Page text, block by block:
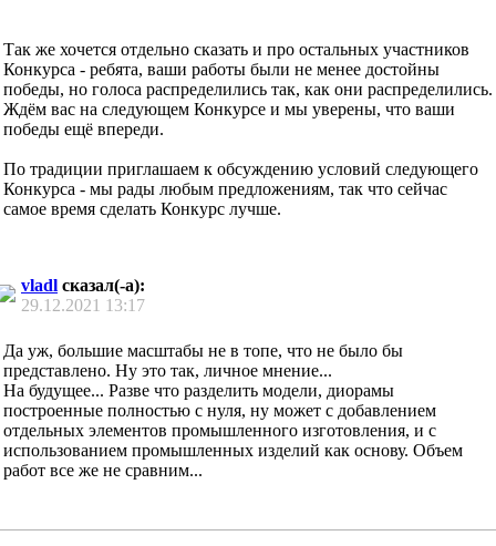
Так же хочется отдельно сказать и про остальных участников
Конкурса - ребята, ваши работы были не менее достойны
победы, но голоса распределились так, как они распределились.
Ждём вас на следующем Конкурсе и мы уверены, что ваши
победы ещё впереди.
По традиции приглашаем к обсуждению условий следующего
Конкурса - мы рады любым предложениям, так что сейчас
самое время сделать Конкурс лучше.
vladl сказал(-а):
29.12.2021 13:17
Да уж, большие масштабы не в топе, что не было бы
представлено. Ну это так, личное мнение...
На будущее... Разве что разделить модели, диорамы
построенные полностью с нуля, ну может с добавлением
отдельных элементов промышленного изготовления, и с
использованием промышленных изделий как основу. Объем
работ все же не сравним...